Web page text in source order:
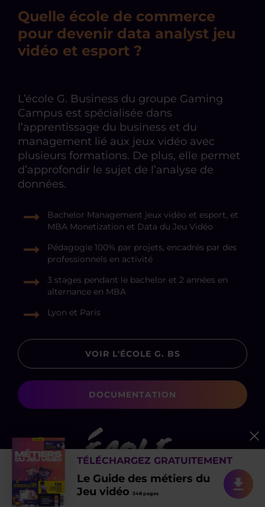
Quelle école de commerce
pour devenir data analyst jeu
vidéo et esport ?
L’école G. Business du groupe Gaming
Campus est spécialisée dans
l’apprentissage du business et du
management lié aux jeux vidéo avec
plusieurs formations. De plus, elle permet
d’approfondir le sujet de l’analyse de
données.
Bachelor Management jeux vidéo et esport, et
MBA Monetization et Data du Jeu Vidéo
Pédagogie 100% par projets, encadrés par des
professionnels en activité
3 stages pendant le bachelor et 2 années en
alternance en MBA
Lyon et Paris
VOIR L'ÉCOLE G. BS
DOCUMENTATION
TÉLÉCHARGEZ GRATUITEMENT
Le Guide des métiers du
Jeu vidéo 348 pages